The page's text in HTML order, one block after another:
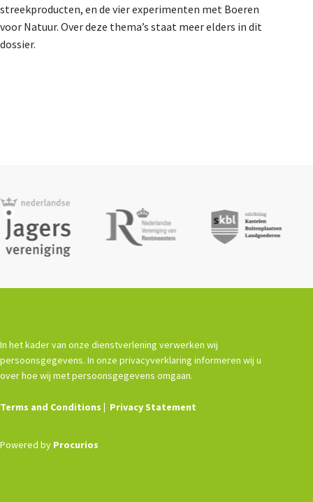
streekproducten, en de vier experimenten met Boeren
voor Natuur. Over deze thema’s staat meer elders in dit
dossier.
In het kader van onze dienstverlening verwerken wij
persoonsgegevens. In onze privacyverklaring informeren wij u
over hoe wij met persoonsgegevens omgaan.
Terms and Conditions Privacy Statement
Powered by Procurios